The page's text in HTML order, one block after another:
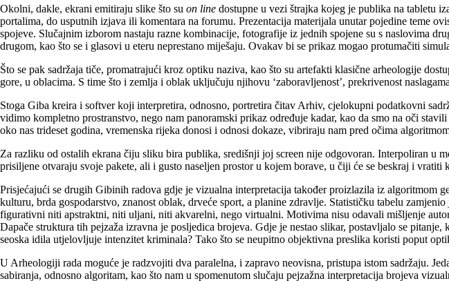
Okolni, dakle, ekrani emitiraju slike što su on line dostupne u vezi štrajka kojeg je publika na tabletu
portalima, do usputnih izjava ili komentara na forumu. Prezentacija materijala unutar pojedine teme
spojeve. Slučajnim izborom nastaju razne kombinacije, fotografije iz jednih spojene su s naslovima
drugom, kao što se i glasovi u eteru neprestano miješaju. Ovakav bi se prikaz mogao protumačiti
Što se pak sadržaja tiče, promatrajući kroz optiku naziva, kao što su artefakti klasične arheologije
gore, u oblacima. S time što i zemlja i oblak uključuju njihovu ‘zaboravljenost’, prekrivenost
Stoga Giba kreira i softver koji interpretira, odnosno, portretira čitav Arhiv, cjelokupni podatkovni
vidimo kompletno prostranstvo, nego nam panoramski prikaz određuje kadar, kao da smo na oči
oko nas trideset godina, vremenska rijeka donosi i odnosi dokaze, vibriraju nam pred očima
Za razliku od ostalih ekrana čiju sliku bira publika, središnji joj screen nije odgovoran. Interpoliran
prisiljene otvaraju svoje pakete, ali i gusto naseljen prostor u kojem borave, u čiji će se beskraj i vratiti
Prisjećajući se drugih Gibinih radova gdje je vizualna interpretacija također proizlazila iz algoritmom
kulturu, brda gospodarstvo, znanost oblak, drveće sport, a planine zdravlje. Statističku tabelu
figurativni niti apstraktni, niti uljani, niti akvarelni, nego virtualni. Motivima nisu odavali mišljenje
Dapače struktura tih pejzaža izravna je posljedica brojeva. Gdje je nestao slikar, postavljalo se
seoska idila utjelovljuje intenzitet kriminala? Tako što se neupitno objektivna preslika koristi poput
U Arheologiji rada moguće je radzvojiti dva paralelna, i zapravo neovisna, pristupa istom sadržaju.
sabiranja, odnosno algoritam, kao što nam u spomenutom slučaju pejzažna interpretacija brojeva